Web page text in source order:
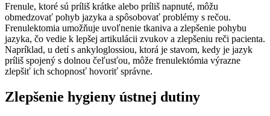
Frenule, ktoré sú príliš krátke alebo príliš napnuté, môžu
obmedzovať pohyb jazyka a spôsobovať problémy s rečou.
Frenulektomia umožňuje uvoľnenie tkaniva a zlepšenie pohybu
jazyka, čo vedie k lepšej artikulácii zvukov a zlepšeniu reči pacienta.
Napríklad, u detí s ankyloglossiou, ktorá je stavom, kedy je jazyk
príliš spojený s dolnou čeľusťou, môže frenulektómia výrazne
zlepšiť ich schopnosť hovoriť správne.
Zlepšenie hygieny ústnej dutiny